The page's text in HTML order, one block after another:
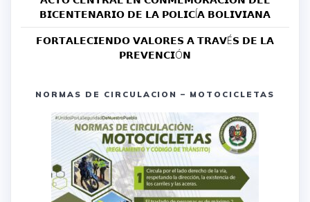
𝗕𝗜𝗖𝗘𝗡𝗧𝗘𝗡𝗔𝗥𝗜𝗢 𝗗𝗘 𝗟𝗔 𝗣𝗢𝗟𝗜𝗖Í𝗔 𝗕𝗢𝗟𝗜𝗩𝗜𝗔𝗡𝗔
𝗙𝗢𝗥𝗧𝗔𝗟𝗘𝗖𝗜𝗘𝗡𝗗𝗢 𝗩𝗔𝗟𝗢𝗥𝗘𝗦 𝗔 𝗧𝗥𝗔𝗩É𝗦 𝗗𝗘 𝗟𝗔
𝗣𝗥𝗘𝗩𝗘𝗡𝗖𝗜Ó𝗡
NORMAS DE CIRCULACION – MOTOCICLETAS